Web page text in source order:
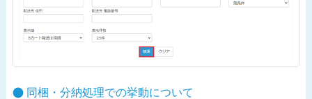
同梱・分納処理での挙動について